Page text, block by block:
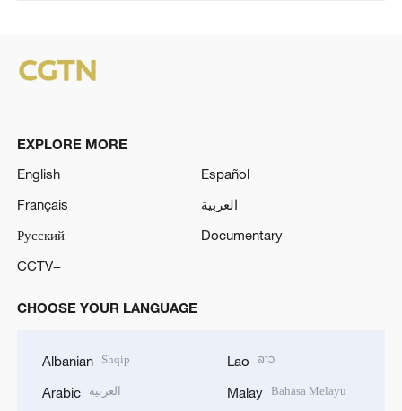
EXPLORE MORE
English
Español
Français
العربية
Русский
Documentary
CCTV+
CHOOSE YOUR LANGUAGE
Albanian Shqip
Arabic العربية
Lao ລາວ
Malay Bahasa Melayu